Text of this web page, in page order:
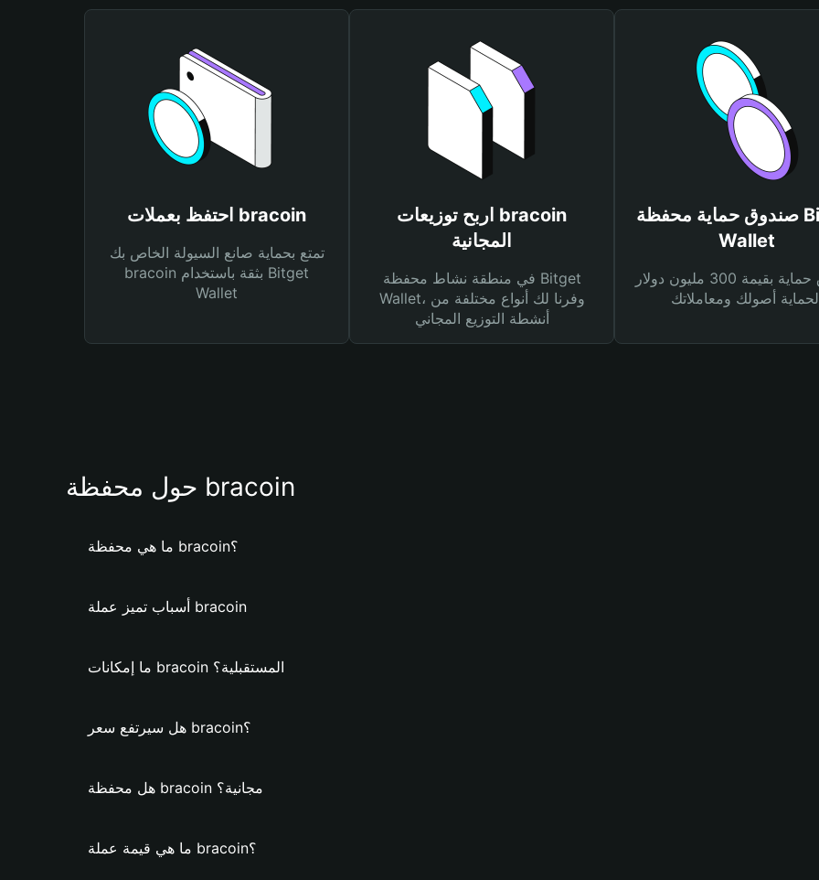
احتفظ بعملات bracoin
تمتع بحماية صانع السيولة الخاص بك
bracoin بثقة باستخدام Bitget
Wallet
اربح توزيعات bracoin
المجانية
في منطقة نشاط محفظة Bitget
Wallet، وفرنا لك أنواع مختلفة من
أنشطة التوزيع المجاني
صندوق حماية محفظة Bitget
Wallet
صندوق حماية بقيمة 300 مليون دولار
حول محفظة bracoin
ما هي محفظة bracoin؟
أسباب تميز عملة bracoin
ما إمكانات bracoin المستقبلية؟
هل سيرتفع سعر bracoin؟
هل محفظة bracoin مجانية؟
ما هي قيمة عملة bracoin؟